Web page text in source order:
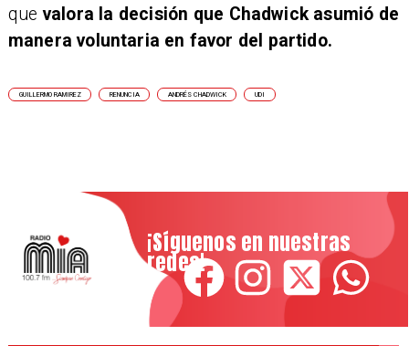
quevalora la decisión que Chadwick asumió de
manera voluntaria en favor del partido.
GUILLERMO RAMIREZ RENUNCIA ANDRÉS CHADWICK UDI
¡Síguenos en nuestras
redes!